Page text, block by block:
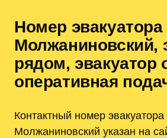
Номер эвакуатора
Молжаниновский,
рядом, эвакуатор
оперативная
Контактный номер эвакуатора
Молжаниновский указан на